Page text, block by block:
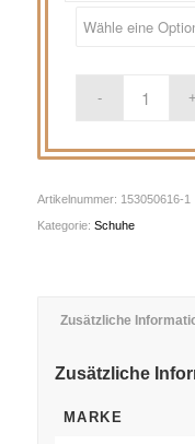
Artikelnummer: 153050616-1
Kategorie: Schuhe
Zusätzliche
Zusätzliche
MARKE